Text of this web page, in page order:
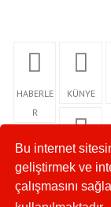
Bu internet
geliştirmek ve
çalışmasını
HABERLE
R
KÜNYE